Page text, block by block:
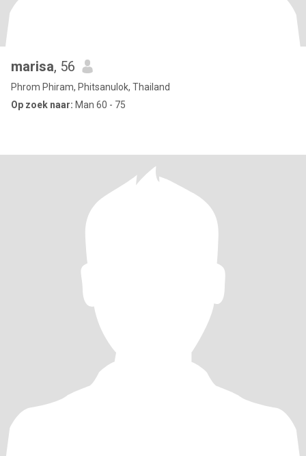
marisa, 56
Phrom Phiram, Phitsanulok, Thailand
Op zoek naar: Man 60 - 75